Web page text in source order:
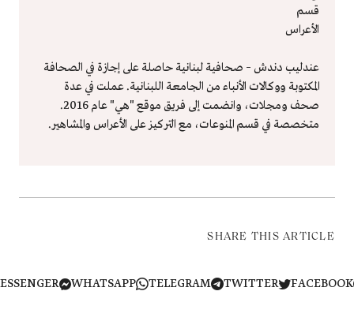
قسم
الأعراس
عندليب دندش – صحافية لبنانية حاصلة على إجازة في الصحافة
المكتوبة ووكالات الأنباء من الجامعة اللبنانية. عملت في عدة
صحف ومجلات، وانضمت إلى فريق موقع "هي" عام 2016.
متخصصة في قسم المنوعات، مع التركيز على الأعراس والمشاهير.
SHARE THIS ARTICLE
TWITTER
TELEGRAM
WHATSAPP
MESSENGER